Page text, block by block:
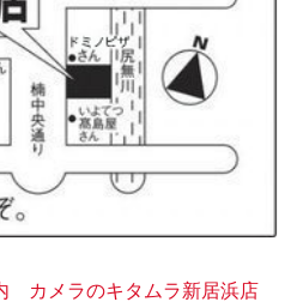
カメラのキタムラ新居浜店